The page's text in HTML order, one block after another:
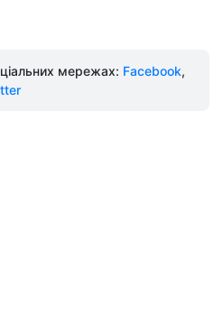
мережах: Facebook,